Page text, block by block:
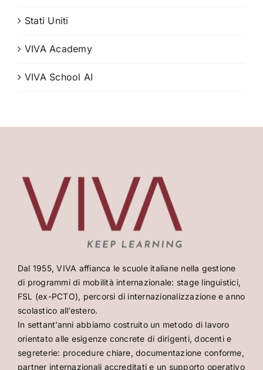
Stati Uniti
VIVA Academy
VIVA School AI
Dal 1955, VIVA affianca le scuole italiane nella gestione
di programmi di mobilità internazionale: stage linguistici,
FSL (ex-PCTO), percorsi di internazionalizzazione e anno
scolastico all’estero.
In settant’anni abbiamo costruito un metodo di lavoro
orientato alle esigenze concrete di dirigenti, docenti e
segreterie: procedure chiare, documentazione conforme,
partner internazionali accreditati e un supporto operativo